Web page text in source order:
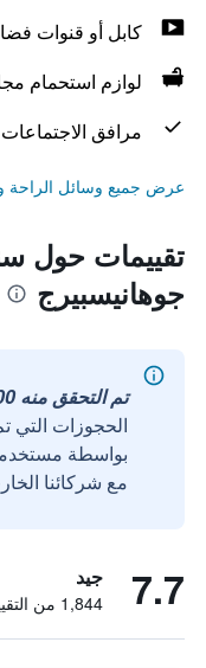
كابل أو قنوات
لوازم استحمام
مرافق الاجتماعات
عرض جميع وسائل الراحة
تقييمات حول
جوهانيسبيرج
تم التحقق منه 100%
الحجوزات التي
مع شركائنا
7.7 جيد
1,844 من التقييمات تم التحقق منها